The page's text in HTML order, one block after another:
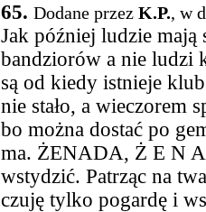
65. Dodane przez K.P., w
Jak później ludzie mają
bandziorów a nie ludzi
są od kiedy istnieje
nie stało, a wieczorem
bo można dostać po
ma. ŻENADA, Ż E N
wstydzić. Patrząc na
czuję tylko pogardę i